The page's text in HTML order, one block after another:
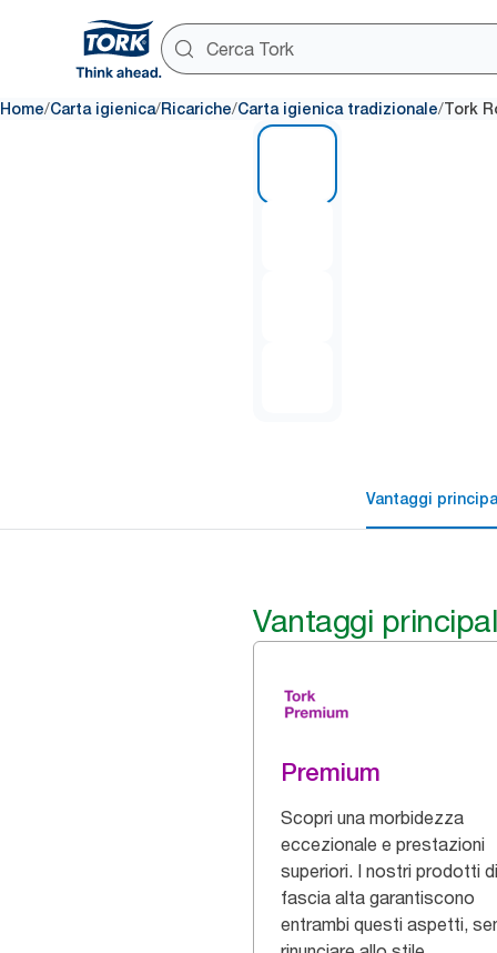
Home/Carta igienica/Ricariche/Carta igienica tradizionale/Tork
Vantaggi
Vantaggi
Premium
Scopri una morbidezza
eccezionale e prestazioni
superiori. I nostri prodotti di
fascia alta garantiscono
entrambi questi aspetti,